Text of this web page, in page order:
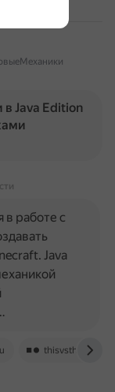
Java Edition
thisvsthat.io
работе с
Java